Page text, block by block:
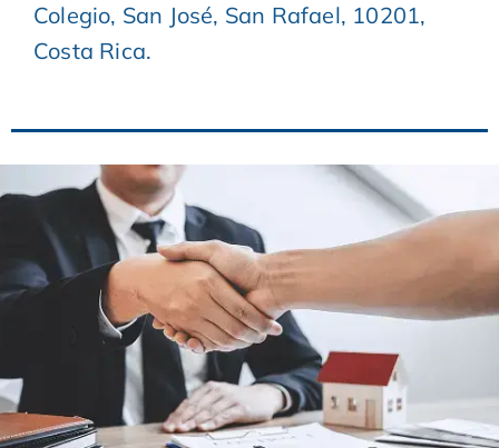
Colegio, San José, San Rafael, 10201,
Costa Rica.